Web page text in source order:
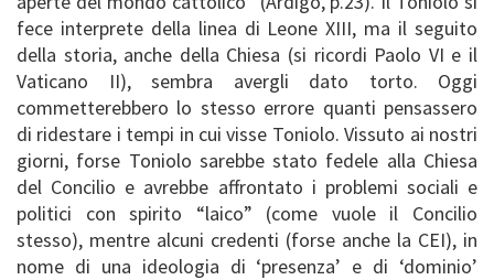
fece interprete della linea di Leone XIII, ma il seguito
della storia, anche della Chiesa (si ricordi Paolo VI e il
Vaticano II), sembra avergli dato torto. Oggi
commetterebbero lo stesso errore quanti pensassero
di ridestare i tempi in cui visse Toniolo. Vissuto ai nostri
giorni, forse Toniolo sarebbe stato fedele alla Chiesa
del Concilio e avrebbe affrontato i problemi sociali e
politici con spirito “laico” (come vuole il Concilio
stesso), mentre alcuni credenti (forse anche la CEI), in
nome di una ideologia di ‘presenza’ e di ‘dominio’